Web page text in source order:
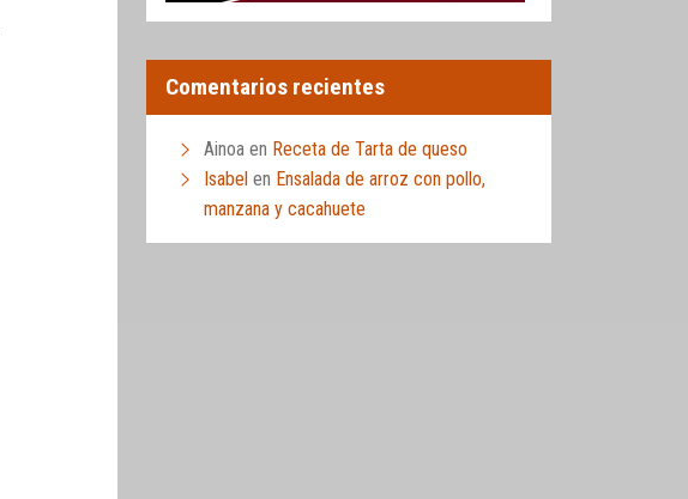
Comentarios recientes
Ainoa en Receta de Tarta de queso
Isabel en Ensalada de arroz con pollo,
manzana y cacahuete